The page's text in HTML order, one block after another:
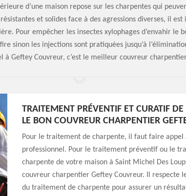
d’une maison repose sur les charpentes qui
et solides face à des agressions diverses, il est
Pour empêcher les insectes xylophages d’envahir le
sinon les injections sont pratiquées jusqu’à
à Geftey Couvreur, c’est le meilleur couvreur
TRAITEMENT PRÉVENTIF ET CURATIF
LE BON COUVREUR CHARPENTIER
Pour le traitement de charpente, il faut faire appel
professionnel. Pour le traitement préventif ou le
charpente de votre maison à Saint Michel Des
couvreur charpentier Geftey Couvreur. Il respecte
du traitement de charpente pour assurer un